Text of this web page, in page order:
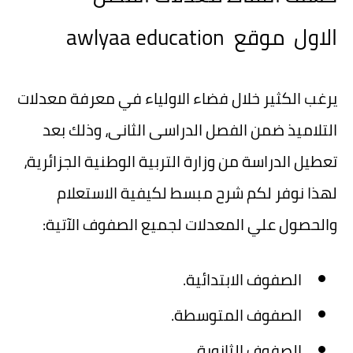
الاول موقع awlyaa education
يرغب الكثير خلال فضاء الاولياء في معرفة معدلات
التلاميذ ضمن الفصل الدراسى الثانى، وذلك بعد
تعطيل الدراسة من وزارة التربية الوطنية الجزائرية،
لهذا نوفر لكم شرح مبسط لكيفية الاستعلام
والحصول علي المعدلات لجميع الصفوف الآتية:
الصفوف الابتدائية.
الصفوف المتوسطة.